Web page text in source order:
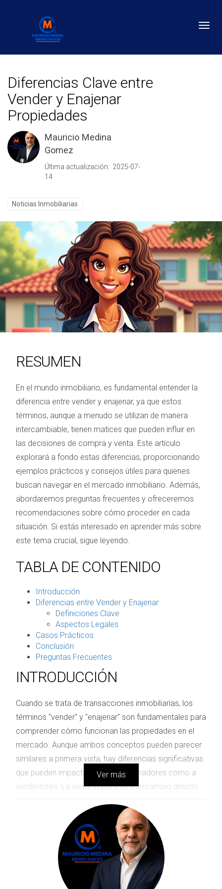
Diferencias Clave entre
Vender y Enajenar
Propiedades
Mauricio Medina
Gomez
Última actualización: 2025-07-
14
Noticias Inmobiliarias
RESUMEN
En el mundo inmobiliario, es fundamental entender la
diferencia entre vender y enajenar, ya que estos
términos, aunque a menudo se utilizan de manera
intercambiable, tienen matices que pueden influir en
las decisiones de compra y venta. Este artículo
explorará a fondo estas diferencias, proporcionando
ejemplos prácticos y consejos útiles para quienes
buscan navegar en el mercado inmobiliario. Además,
abordaremos preguntas frecuentes y ofreceremos
recomendaciones sobre cómo proceder en cada
situación. Si estás interesado en aprender más sobre
este tema crucial, sigue leyendo.
TABLA DE CONTENIDO
Introducción
Diferencias entre Vender y Enajenar
Definiciones Clave
Aspectos Legales
Casos Prácticos
Conclusión
Preguntas Frecuentes
INTRODUCCIÓN
Cuando se trata de transacciones inmobiliarias, los
términos "vender" y "enajenar" son fundamentales para
comprender cómo funcionan las propiedades en el
mercado. Aunque ambos conceptos pueden parecer
similares a primera vista, hay diferencias significativas
que pueden impactar tanto a compradores como a
vendedores. La venta implica un intercambio directo
puede incluir otros aspectos como derechos de uso o
propiedad parcial. Esta distinción es vital para
cualquier persona que desee realizar una transacción
exitosa. En este artículo, desglosaremos estos
conceptos y te proporcionaremos información
valiosa que te ayudará a tomar decisiones
Ver más